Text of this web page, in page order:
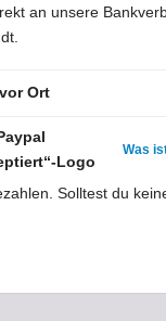
an unsere
Ort
Was
Solltest du